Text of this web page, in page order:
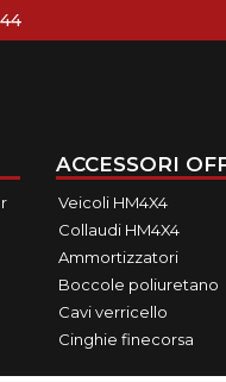
ACCESSORI
Veicoli HM4X4
Collaudi HM4X4
Ammortizzatori
Boccole poliuretano
Cavi verricello
Cinghie finecorsa